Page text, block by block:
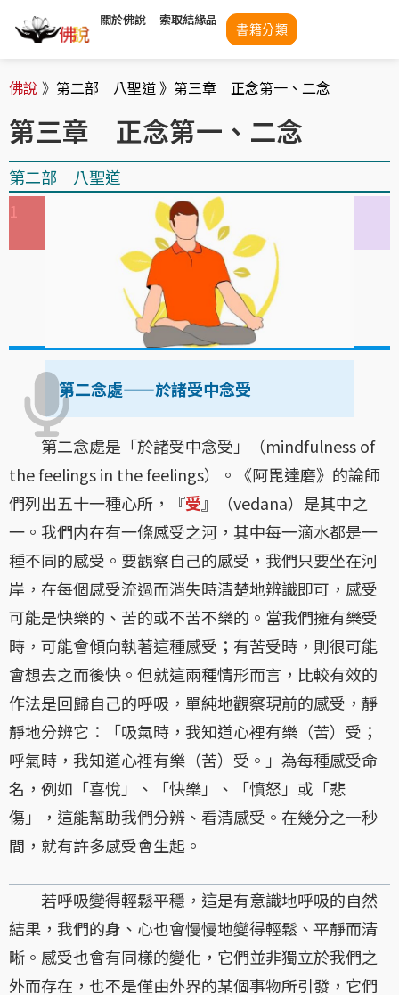
關於佛說 索取結緣品
書籍分類
佛說 》 第二部 八聖道 》 第三章 正念第一、二念
第三章 正念第一、二念
第二部 八聖道
1
1 1
第二念處——於諸受中念受
第二念處是「於諸受中念受」（mindfulness of
the feelings in the feelings）。《阿毘達磨》的論師
們列出五十一種心所，『受』（vedana）是其中之
一。我們内在有一條感受之河，其中每一滴水都是一
種不同的感受。要觀察自己的感受，我們只要坐在河
岸，在每個感受流過而消失時清楚地辨識即可，感受
可能是快樂的、苦的或不苦不樂的。當我們擁有樂受
時，可能會傾向執著這種感受；有苦受時，則很可能
會想去之而後快。但就這兩種情形而言，比較有效的
作法是回歸自己的呼吸，單純地觀察現前的感受，靜
靜地分辨它：「吸氣時，我知道心裡有樂（苦）受；
呼氣時，我知道心裡有樂（苦）受。」為每種感受命
名，例如「喜悅」、「快樂」、「憤怒」或「悲
傷」，這能幫助我們分辨、看清感受。在幾分之一秒
間，就有許多感受會生起。
若呼吸變得輕鬆平穩，這是有意識地呼吸的自然
結果，我們的身、心也會慢慢地變得輕鬆、平靜而清
晰。感受也會有同樣的變化，它們並非獨立於我們之
外而存在，也不是僅由外界的某個事物所引發，它們